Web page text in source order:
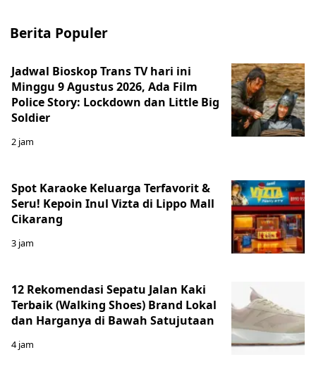
Berita Populer
Jadwal Bioskop Trans TV hari ini
Minggu 9 Agustus 2026, Ada Film
Police Story: Lockdown dan Little Big
Soldier
2 jam
Spot Karaoke Keluarga Terfavorit &
Seru! Kepoin Inul Vizta di Lippo Mall
Cikarang
3 jam
12 Rekomendasi Sepatu Jalan Kaki
Terbaik (Walking Shoes) Brand Lokal
dan Harganya di Bawah Satujutaan
4 jam